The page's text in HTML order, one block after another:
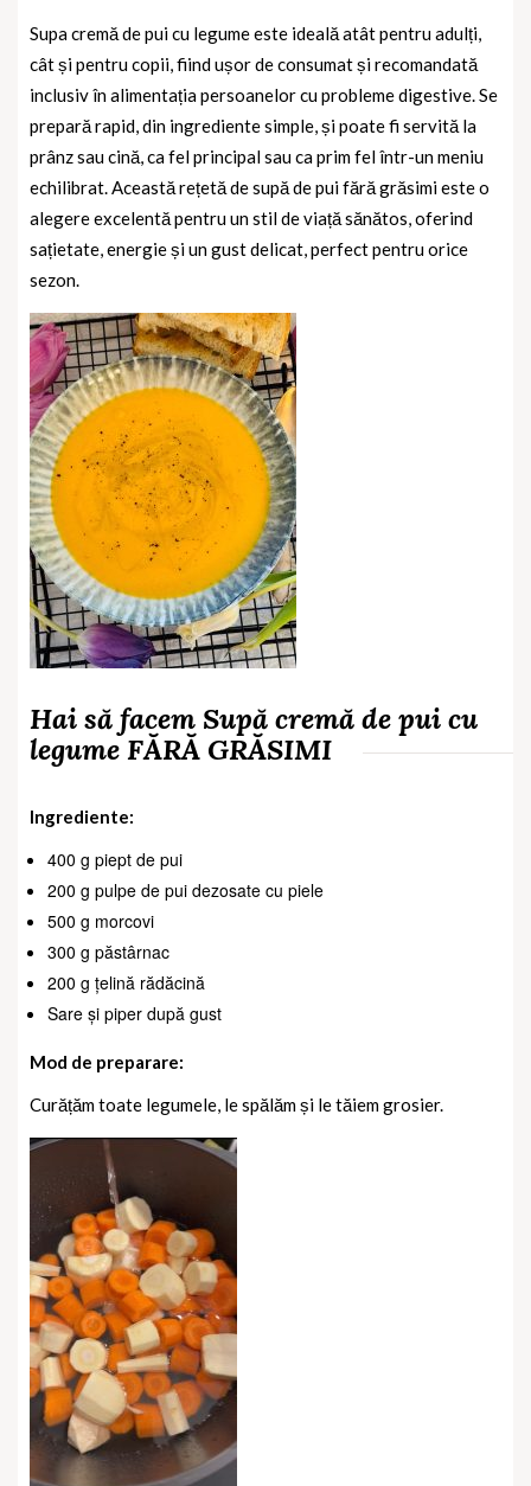
Supa cremă de pui cu legume este ideală atât pentru adulți,
cât și pentru copii, fiind ușor de consumat și recomandată
inclusiv în alimentația persoanelor cu probleme digestive. Se
prepară rapid, din ingrediente simple, și poate fi servită la
prânz sau cină, ca fel principal sau ca prim fel într-un meniu
echilibrat. Această rețetă de supă de pui fără grăsimi este o
alegere excelentă pentru un stil de viață sănătos, oferind
sațietate, energie și un gust delicat, perfect pentru orice
sezon.
Hai să facem Supă cremă de pui cu
legume FĂRĂ GRĂSIMI
Ingrediente:
400 g piept de pui
200 g pulpe de pui dezosate cu piele
500 g morcovi
300 g păstârnac
200 g țelină rădăcină
Sare și piper după gust
Mod de preparare:
Curățăm toate legumele, le spălăm și le tăiem grosier.